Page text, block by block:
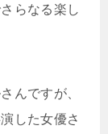
らなる楽し
んですが、
した女優さ